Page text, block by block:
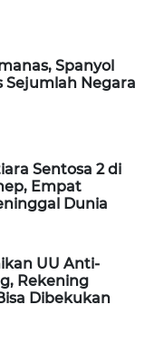
Spanyol
Sejumlah Negara
Sentosa 2 di
Empat
Dunia
UU Anti-
Rekening
Dibekukan